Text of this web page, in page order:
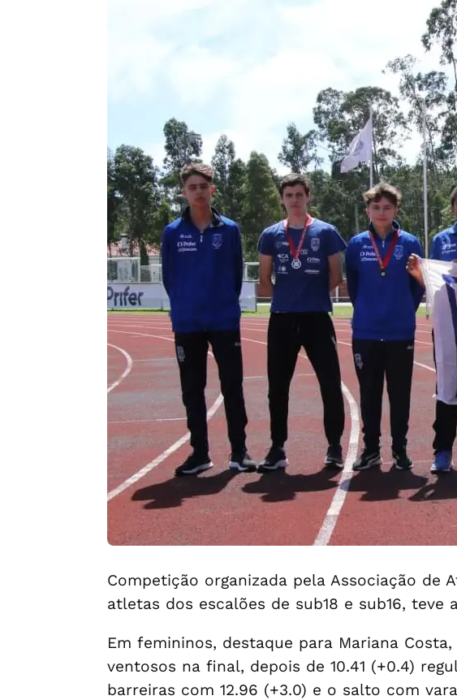
Competição organizada pela Associação de
atletas dos escalões de sub18 e sub16,
Em femininos, destaque para Mariana
ventosos na final, depois de 10.41 (+0.4)
barreiras com 12.96 (+3.0) e o salto com